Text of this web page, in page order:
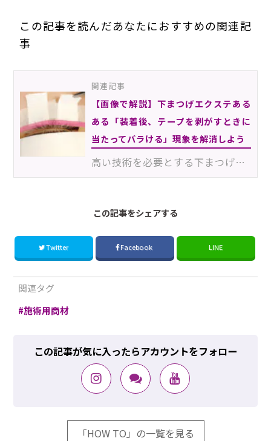
この記事を読んだあなたにおすすめの関連記
事
関連記事
【画像で解説】下まつげエクステある
ある「装着後、テープを剥がすときに
当たってバラける」現象を解消しよう
高い技術を必要とする下まつげエクステの施術。施術中に、下まつげならではの難しさを感じる場面も多いで…
この記事をシェアする
Twitter Facebook LINE
関連タグ
施術用商材
この記事が気に入ったらアカウントをフォロー
「HOW TO」の一覧を見る